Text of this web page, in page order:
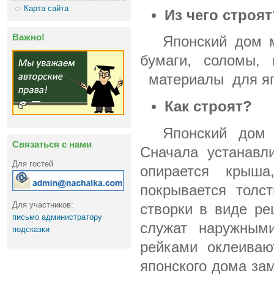
Карта сайта
Важно!
Связаться с нами
Для гостей
Для участников:
письмо администратору
подсказки
Из чего
Японский дом
бумаги,
материалы для
Как строят?
Японский
Сначала
опирается
покрывается
створки в виде
служат
рейками
японского дома